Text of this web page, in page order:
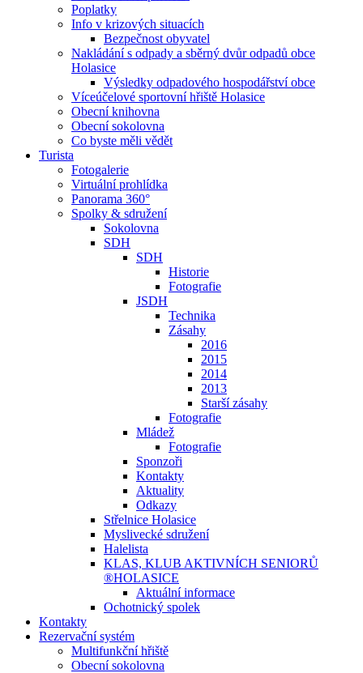
Poplatky
Info v krizových situacích
Bezpečnost obyvatel
Nakládání s odpady a sběrný dvůr odpadů obce
Holasice
Výsledky odpadového hospodářství obce
Víceúčelové sportovní hřiště Holasice
Obecní knihovna
Obecní sokolovna
Co byste měli vědět
Turista
Fotogalerie
Virtuální prohlídka
Panorama 360°
Spolky & sdružení
Sokolovna
SDH
SDH
Historie
Fotografie
JSDH
Technika
Zásahy
2016
2015
2014
2013
Starší zásahy
Fotografie
Mládež
Fotografie
Sponzoři
Kontakty
Aktuality
Odkazy
Střelnice Holasice
Myslivecké sdružení
Halelista
KLAS, KLUB AKTIVNÍCH SENIORŮ
®HOLASICE
Aktuální informace
Ochotnický spolek
Kontakty
Rezervační systém
Multifunkční hřiště
Obecní sokolovna